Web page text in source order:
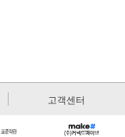
고객센터